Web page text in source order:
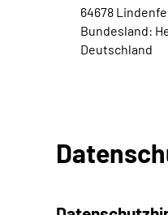
64678
Bundesland:
Deutschland